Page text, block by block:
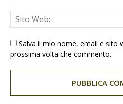
Salva il mio nome, email e sito
prossima volta che commento.